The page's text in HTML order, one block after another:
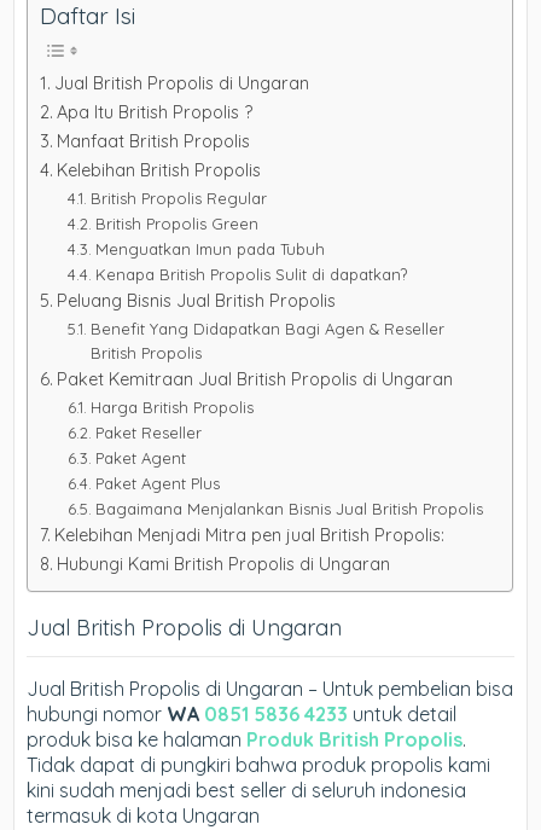
Daftar Isi
Jual British Propolis di Ungaran
Apa Itu British Propolis ?
Manfaat British Propolis
Kelebihan British Propolis
British Propolis Regular
British Propolis Green
Menguatkan Imun pada Tubuh
Kenapa British Propolis Sulit di dapatkan?
Peluang Bisnis Jual British Propolis
Benefit Yang Didapatkan Bagi Agen & Reseller
British Propolis
Paket Kemitraan Jual British Propolis di Ungaran
Harga British Propolis
Paket Reseller
Paket Agent
Paket Agent Plus
Bagaimana Menjalankan Bisnis Jual British Propolis
Kelebihan Menjadi Mitra pen jual British Propolis:
Hubungi Kami British Propolis di Ungaran
Jual British Propolis di Ungaran
Jual British Propolis di Ungaran – Untuk pembelian bisa
hubungi nomor WA 0851 5836 4233 untuk detail
produk bisa ke halaman Produk British Propolis.
Tidak dapat di pungkiri bahwa produk propolis kami
kini sudah menjadi best seller di seluruh indonesia
termasuk di kota Ungaran